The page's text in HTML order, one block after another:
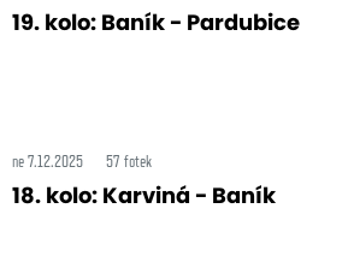
19. kolo: Baník - Pardubice
ne 7.12.2025 57 fotek
18. kolo: Karviná - Baník